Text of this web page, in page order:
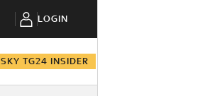
LOGIN
SKY TG24 INSIDER